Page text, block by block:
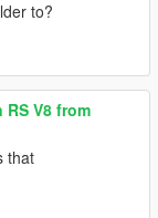
to?
V8 from
that